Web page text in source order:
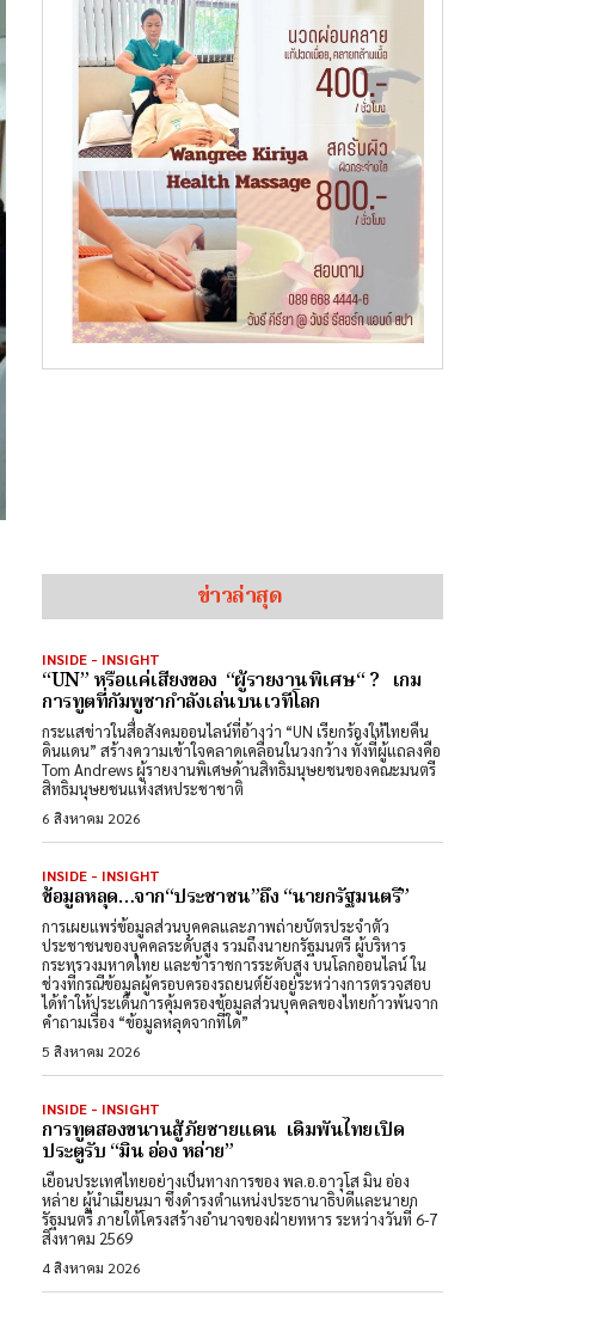
ข่าวล่าสุด
INSIDE - INSIGHT
“UN” หรือแค่เสียงของ “ผู้รายงานพิเศษ“ ? เกม
การทูตที่กัมพูชากำลังเล่นบนเวทีโลก
กระแสข่าวในสื่อสังคมออนไลน์ที่อ้างว่า “UN เรียกร้องให้ไทยคืน
ดินแดน” สร้างความเข้าใจคลาดเคลื่อนในวงกว้าง ทั้งที่ผู้แถลงคือ
Tom Andrews ผู้รายงานพิเศษด้านสิทธิมนุษยชนของคณะมนตรี
สิทธิมนุษยชนแห่งสหประชาชาติ
6 สิงหาคม 2026
INSIDE - INSIGHT
ข้อมูลหลุด…จาก“ประชาชน”ถึง “นายกรัฐมนตรี”
การเผยแพร่ข้อมูลส่วนบุคคลและภาพถ่ายบัตรประจำตัว
ประชาชนของบุคคลระดับสูง รวมถึงนายกรัฐมนตรี ผู้บริหาร
กระทรวงมหาดไทย และข้าราชการระดับสูง บนโลกออนไลน์ ใน
ช่วงที่กรณีข้อมูลผู้ครอบครองรถยนต์ยังอยู่ระหว่างการตรวจสอบ
ได้ทำให้ประเด็นการคุ้มครองข้อมูลส่วนบุคคลของไทยก้าวพ้นจาก
คำถามเรื่อง “ข้อมูลหลุดจากที่ใด”
5 สิงหาคม 2026
INSIDE - INSIGHT
การทูตสองขนานสู้ภัยชายแดน เดิมพันไทยเปิด
ประตูรับ “มิน อ่อง หล่าย”
เยือนประเทศไทยอย่างเป็นทางการของ พล.อ.อาวุโส มิน อ่อง
หล่าย ผู้นำเมียนมา ซึ่งดำรงตำแหน่งประธานาธิบดีและนายก
รัฐมนตรี ภายใต้โครงสร้างอำนาจของฝ่ายทหาร ระหว่างวันที่ 6-7
สิงหาคม 2569
4 สิงหาคม 2026